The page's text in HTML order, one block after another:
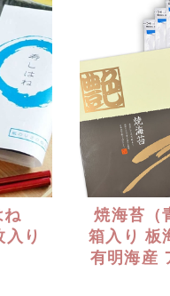
ね
入り
焼海苔（
箱入り 板
有明海産